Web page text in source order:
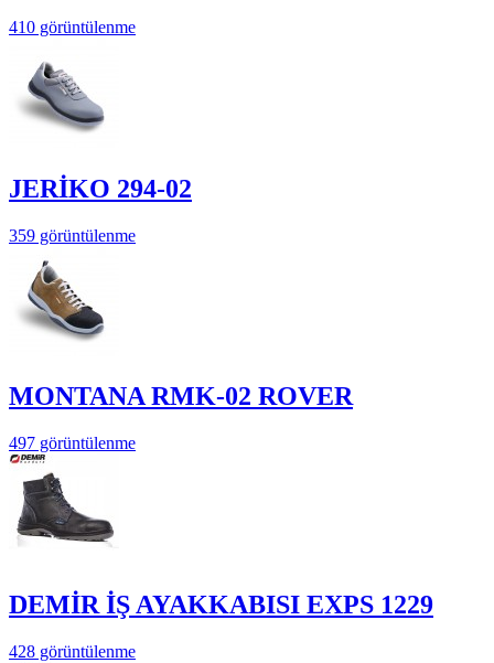
410 görüntülenme
JERİKO 294-02
359 görüntülenme
MONTANA RMK-02 ROVER
497 görüntülenme
DEMİR İŞ AYAKKABISI EXPS 1229
428 görüntülenme